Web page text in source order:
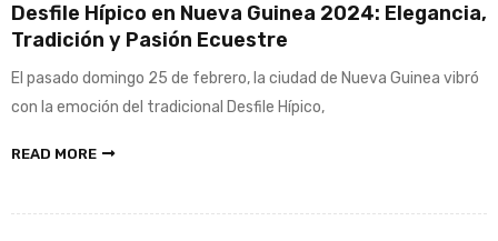
Desfile Hípico en Nueva Guinea 2024: Elegancia,
Tradición y Pasión Ecuestre
El pasado domingo 25 de febrero, la ciudad de Nueva Guinea vibró
con la emoción del tradicional Desfile Hípico,
READ MORE